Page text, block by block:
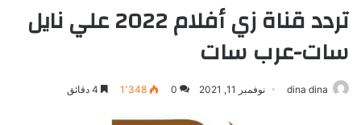
تردد قناة زي أفلام 2022 علي نايل
سات-عرب سات
dina dina نوفمبر 11, 2021 0 1٬348